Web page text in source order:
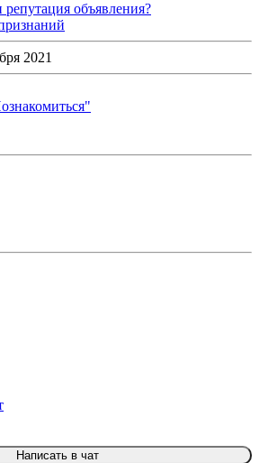
объявления?
2021
Написать в чат